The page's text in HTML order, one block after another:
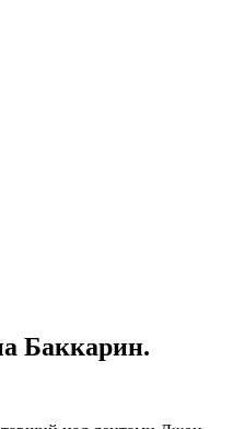
Баккарин.